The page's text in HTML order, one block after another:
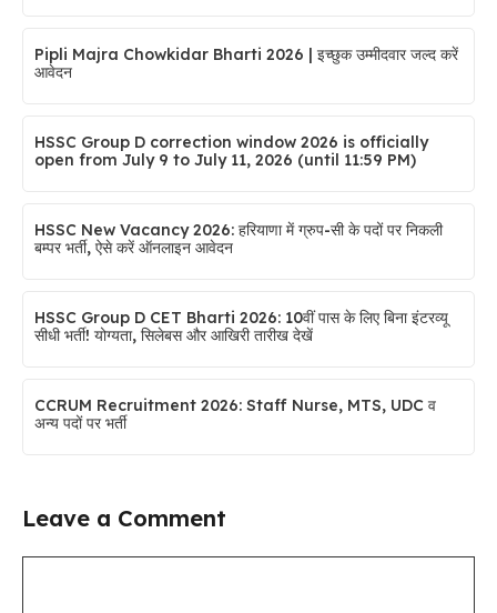
Pipli Majra Chowkidar Bharti 2026 | इच्छुक उम्मीदवार जल्द करें
आवेदन
HSSC Group D correction window 2026 is officially
open from July 9 to July 11, 2026 (until 11:59 PM)
HSSC New Vacancy 2026: हरियाणा में ग्रुप-सी के पदों पर निकली
बम्पर भर्ती, ऐसे करें ऑनलाइन आवेदन
HSSC Group D CET Bharti 2026: 10वीं पास के लिए बिना इंटरव्यू
सीधी भर्ती! योग्यता, सिलेबस और आखिरी तारीख देखें
CCRUM Recruitment 2026: Staff Nurse, MTS, UDC व
अन्य पदों पर भर्ती
Leave a Comment